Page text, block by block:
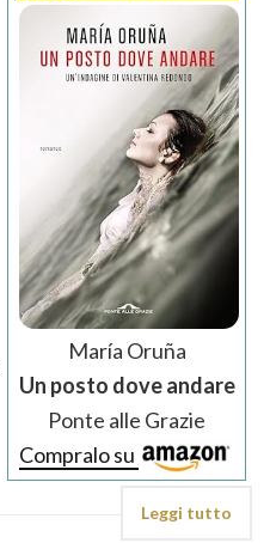
María Oruña
Un posto dove andare
Ponte alle Grazie
Compralo su
Leggi tutto